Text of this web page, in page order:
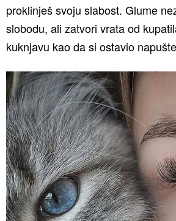
proklinješ svoju slabost. Glume
slobodu, ali zatvori vrata od
kuknjavu kao da si ostavio